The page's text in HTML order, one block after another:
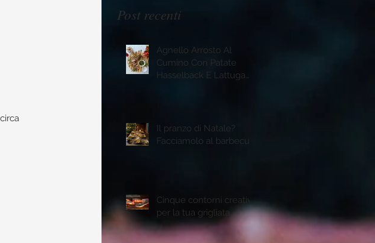
Post recenti
Agnello Arrosto Al
Cumino Con Patate
Hasselback E Lattuga
Il pranzo di Natale?
Facciamolo al barbecue
Cinque contorni creativi
per la tua grigliata